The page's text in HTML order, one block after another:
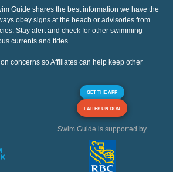
Guide shares the best information we have the
obey signs at the beach or advisories from
Stay alert and check for other swimming
currents and tides.
concerns so Affiliates can help keep other
GET THE APP
FAITES UN DON
Swim Guide is supported by